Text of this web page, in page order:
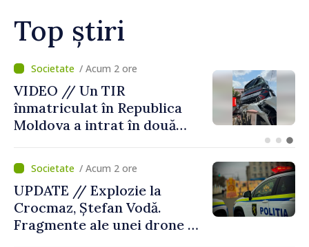
Top știri
/ Acum 1 oră
Zilele Diasporei // O poveste
despre Moldova spusă prin
culori: „Dincolo de prag”,
stabilită la Bruxelles
/ Acum 2 ore
UPDATE // Explozie la
Crocmaz, Ștefan Vodă.
Fragmente ale unei drone de